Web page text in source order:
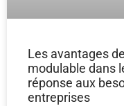
Les avantages
modulable dans
réponse aux
entreprises